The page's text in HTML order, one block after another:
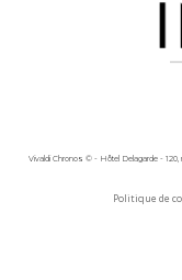
Vivaldi Chronos © - Hôtel Delagarde -
Politique de